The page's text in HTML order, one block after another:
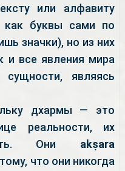
или алфавиту
буквы сами по
значки), но из них
и все явления мира
являясь
дхармы — это
реальности, их
Они akṣara
что они никогда